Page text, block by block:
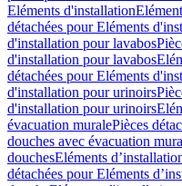
Eléments d'installation
détachées pour Eléments
d'installation pour lavabos
d'installation pour lavabos
détachées pour Eléments
d'installation pour urinoirs
d'installation pour urinoirs
évacuation muralePièces
douches avec évacuation
douchesEléments
détachées pour Eléments